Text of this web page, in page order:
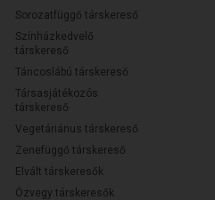
Sorozatfüggő társkereső
Színházkedvelő
társkereső
Táncoslábú társkereső
Társasjátékozós
társkereső
Vegetáriánus társkereső
Zenefüggő társkereső
Elvált társkeresők
Özvegy társkeresők